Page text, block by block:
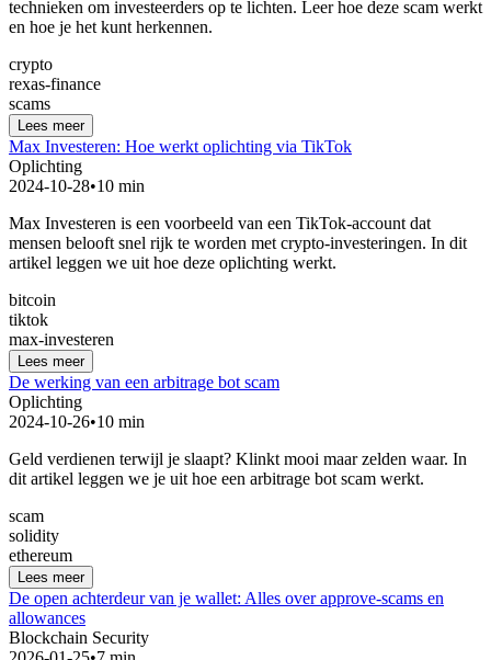
technieken om investeerders op te lichten. Leer hoe deze scam werkt
en hoe je het kunt herkennen.
crypto
rexas-finance
scams
Lees meer
Max Investeren: Hoe werkt oplichting via TikTok
Oplichting
2024-10-28•10 min
Max Investeren is een voorbeeld van een TikTok-account dat
mensen belooft snel rijk te worden met crypto-investeringen. In dit
artikel leggen we uit hoe deze oplichting werkt.
bitcoin
tiktok
max-investeren
Lees meer
De werking van een arbitrage bot scam
Oplichting
2024-10-26•10 min
Geld verdienen terwijl je slaapt? Klinkt mooi maar zelden waar. In
dit artikel leggen we je uit hoe een arbitrage bot scam werkt.
scam
solidity
ethereum
Lees meer
De open achterdeur van je wallet: Alles over approve-scams en
allowances
Blockchain Security